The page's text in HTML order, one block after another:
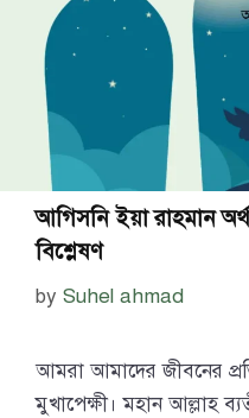
আগিসনি ইয়া রাহমান
বিশ্লেষণ
by Suhel ahmad
আমরা আমাদের জীবনের
মুখাপেক্ষী। মহান আল্লাহ